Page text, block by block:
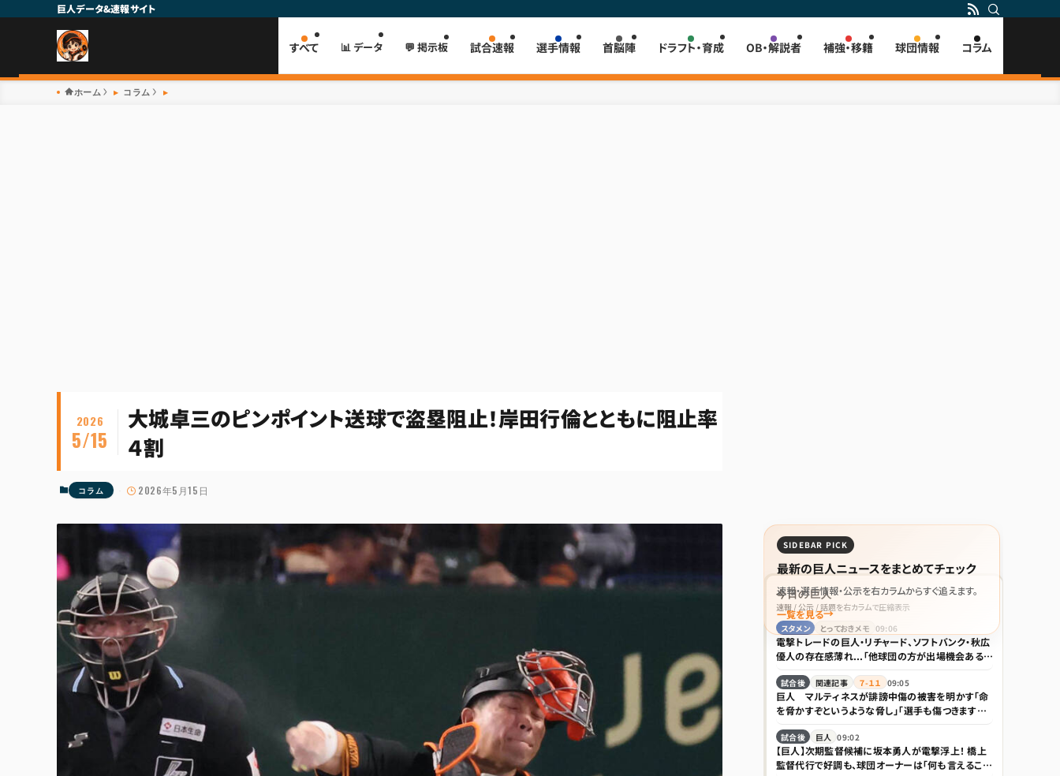
巨人データ&速報サイト
すべて 📊 データ 💬 掲示板 試合速報 選手情報 首脳陣 ドラフト・育成 OB・解説者 補強・移籍 球団情報 コラム
ホーム コラム
大城卓三のピンポイント送球で盗塁阻止！岸田行倫とともに阻止率
４割
2026
5/15
コラム 2026年5月15日
SIDEBAR PICK
最新の巨人ニュースをまとめてチェック
速報・選手情報・公示を右カラムからすぐ追えます。
一覧を見る
今日の巨人
速報 / 公示 / 話題を右カラムで圧縮表示
スタメン
とっておきメモ 09:06
電撃トレードの巨人・リチャード、ソフトバンク・秋広
優人の存在感薄れ...「他球団の方が出場機会ある」
試合後 関連記事 ７-１１ 09:05
巨人 マルティネスが誹謗中傷の被害を明かす「命
を脅かすぞというような脅し」「選手も傷つきますし、
試合後 巨人 09:02
【巨人】次期監督候補に坂本勇人が電撃浮上！ 橋上
監督代行で好調も、球団オーナーは「何も言えること